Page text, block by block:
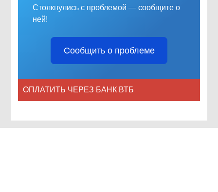
Столкнулись с проблемой — сообщите о
ней!
Сообщить о проблеме
ОПЛАТИТЬ ЧЕРЕЗ БАНК ВТБ